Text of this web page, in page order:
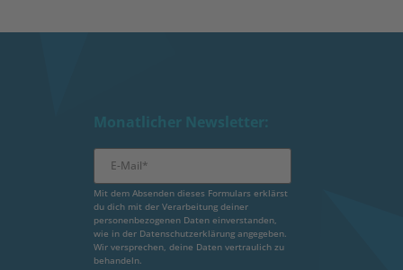
Monatlicher Newsletter:
Mit dem Absenden dieses Formulars erklärst
du dich mit der Verarbeitung deiner
personenbezogenen Daten einverstanden,
wie in der Datenschutzerklärungangegeben.
Wir versprechen, deine Daten vertraulich zu
behandeln.